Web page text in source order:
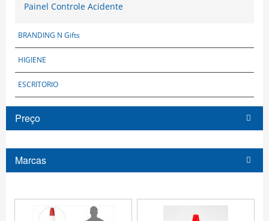
Painel Controle Acidente
BRANDING N Gifts
HIGIENE
ESCRITORIO
Preço
Marcas